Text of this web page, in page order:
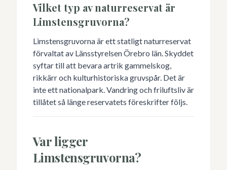
Vilket typ av naturreservat är
Limstensgruvorna?
Limstensgruvorna är ett statligt naturreservat
förvaltat av Länsstyrelsen Örebro län. Skyddet
syftar till att bevara artrik gammelskog,
rikkärr och kulturhistoriska gruvspår. Det är
inte ett nationalpark. Vandring och friluftsliv är
tillåtet så länge reservatets föreskrifter följs.
Var ligger
Limstensgruvorna?